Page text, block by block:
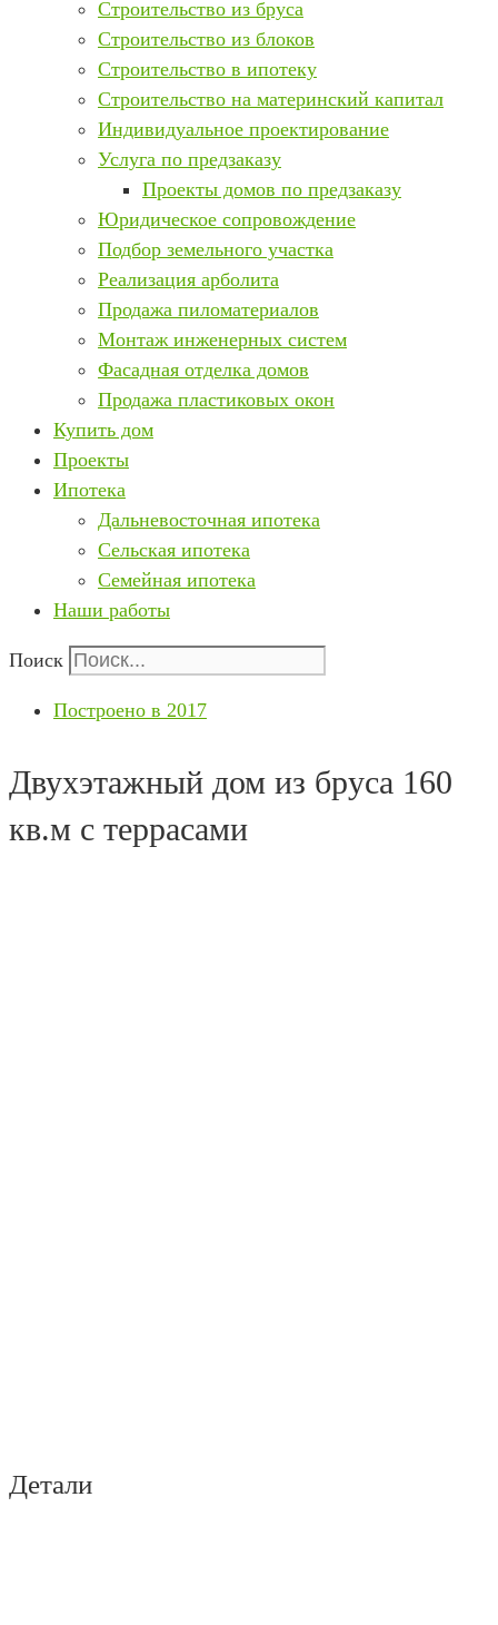
Строительство из бруса
Строительство из блоков
Строительство в ипотеку
Строительство на материнский капитал
Индивидуальное проектирование
Услуга по предзаказу
Проекты домов по предзаказу
Юридическое сопровождение
Подбор земельного участка
Реализация арболита
Продажа пиломатериалов
Монтаж инженерных систем
Фасадная отделка домов
Продажа пластиковых окон
Купить дом
Проекты
Ипотека
Дальневосточная ипотека
Сельская ипотека
Семейная ипотека
Наши работы
Поиск
Построено в 2017
Двухэтажный дом из бруса 160
кв.м с террасами
Детали